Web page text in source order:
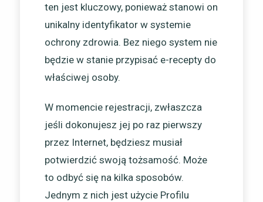
ten jest kluczowy, ponieważ stanowi on
unikalny identyfikator w systemie
ochrony zdrowia. Bez niego system nie
będzie w stanie przypisać e-recepty do
właściwej osoby.
W momencie rejestracji, zwłaszcza
jeśli dokonujesz jej po raz pierwszy
przez Internet, będziesz musiał
potwierdzić swoją tożsamość. Może
to odbyć się na kilka sposobów.
Jednym z nich jest użycie Profilu